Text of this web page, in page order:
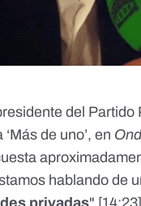
del Partido
de uno’, en
hablando de